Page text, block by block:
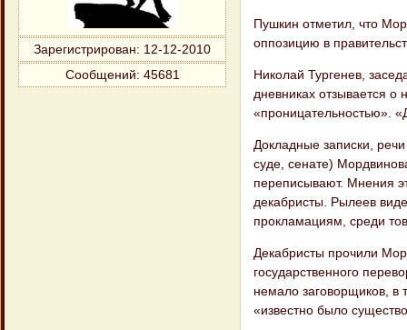
Зарегистрирован: 12-12-2010
Сообщений: 45681
Пушкин отметил, что
оппозицию в
Николай Тургенев,
дневниках отзывается
«проницательностью».
Докладные записки,
суде, сенате)
переписывают. Мнения
декабристы. Рылеев
прокламациям, среди
Декабристы прочили
государственного
немало заговорщиков, в
«известно было